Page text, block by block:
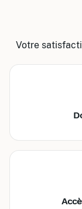
Votre